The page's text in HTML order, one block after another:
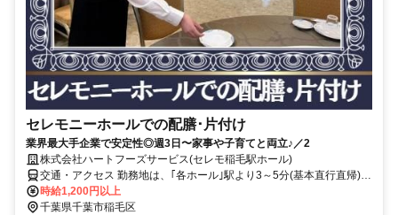
セレモニーホールでの配膳･片付け
業界最大手企業で安定性◎週3日〜家事や子育てと両立♪／2
株式会社ハートフーズサービス(セレモ稲毛駅ホール)
交通・アクセス 勤務地は、｢各ホール｣駅より3～5分(基本直行直帰)の
駅近現場多数
時給1,200円以上
千葉県千葉市稲毛区